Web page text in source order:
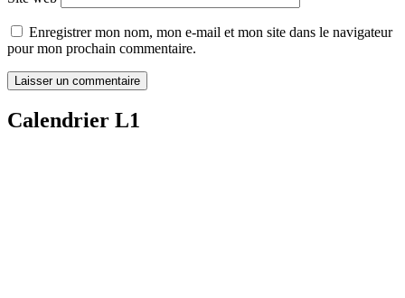
Enregistrer mon nom, mon e-mail et mon site dans le navigateur
pour mon prochain commentaire.
Calendrier L1